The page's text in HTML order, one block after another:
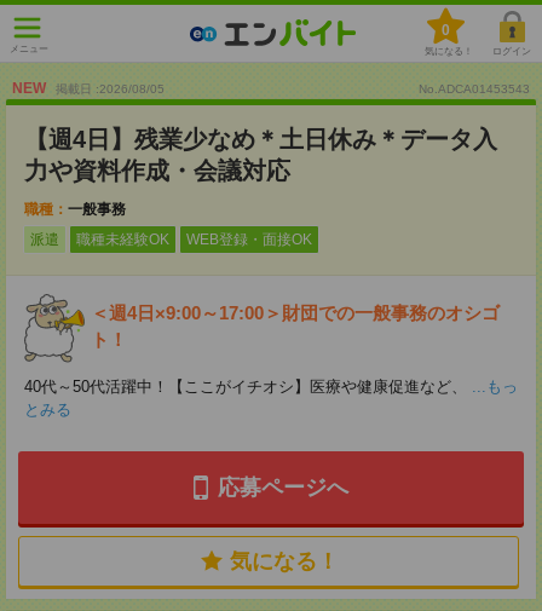
メニュー
0
気になる！ ログイン
NEW 掲載日 :2026/08/05 No.ADCA01453543
【週4日】残業少なめ＊土日休み＊データ入
力や資料作成・会議対応
職種： 一般事務
派遣
職種未経験OK WEB登録・面接OK
＜週4日×9:00～17:00＞財団での一般事務のオシゴ
ト！
40代～50代活躍中！【ここがイチオシ】医療や健康促進など、
...もっ
とみる
応募ページへ
気になる！